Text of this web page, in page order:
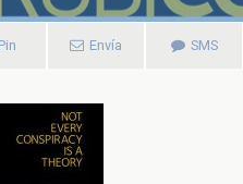
Pin Envía SMS